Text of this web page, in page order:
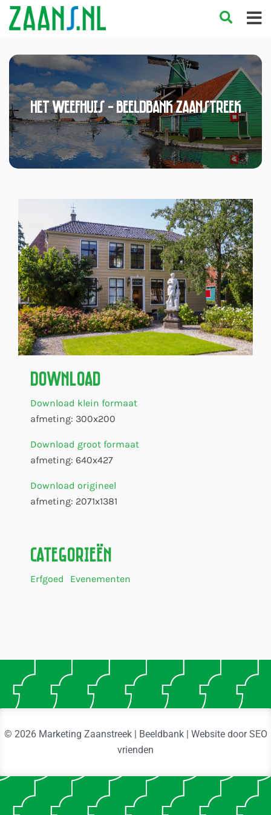
Het Weefhuis - Beeldbank Zaanstreek
Download
Download klein formaat
afmeting: 300x200
Download groot formaat
afmeting: 640x427
Download origineel
afmeting: 2071x1381
Categorieën
Erfgoed Evenementen
© 2026 Marketing Zaanstreek | Beeldbank | Website doorSEO
vrienden